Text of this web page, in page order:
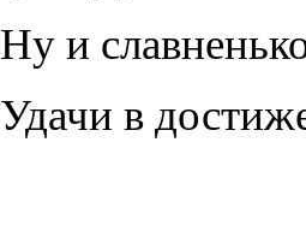
Ну и
Удачи в